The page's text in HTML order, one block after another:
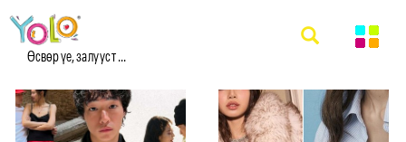
Өсвөр үе, залууст ...
#BLACKPINK МЭДЭЭ